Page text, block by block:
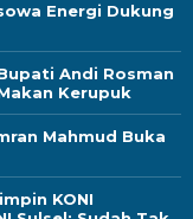
Energi Dukung
Andi Rosman
Kerupuk
Mahmud Buka
KONI